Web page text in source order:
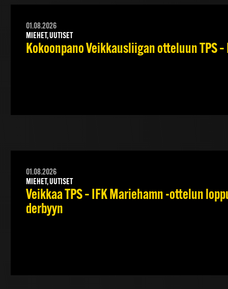
01.08.2026
MIEHET, UUTISET
Kokoonpano Veikkausliigan otteluun TPS
01.08.2026
MIEHET, UUTISET
Veikkaa TPS – IFK Mariehamn -ottelun
derbyyn